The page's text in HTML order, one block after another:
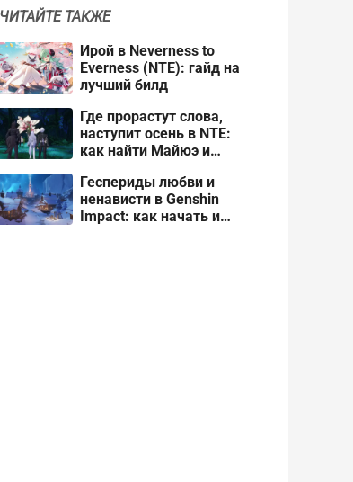
ЧИТАЙТЕ ТАКЖЕ
Ирой в Neverness to
Everness (NTE): гайд на
лучший билд
Где прорастут слова,
наступит осень в NTE:
как найти Майюэ и
Геспериды любви и
ненависти в Genshin
Impact: как начать и